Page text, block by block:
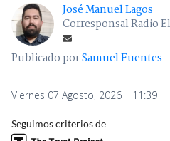
José Manuel Lagos
Corresponsal Radio
Publicado porSamuel Fuentes
Viernes 07 Agosto, 2026 | 11:39
Seguimos criterios de